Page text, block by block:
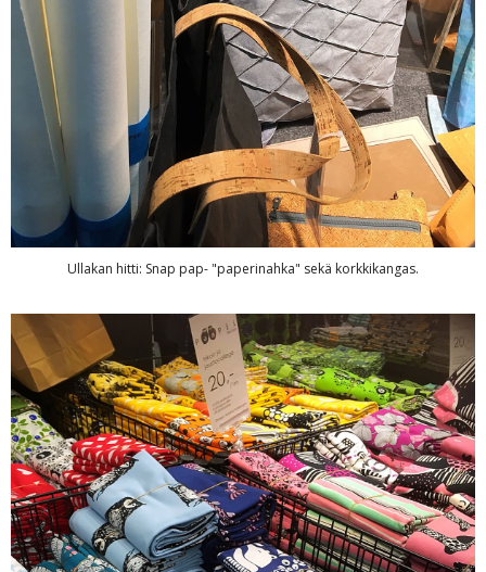
Ullakan hitti: Snap pap- "paperinahka" sekä korkkikangas.